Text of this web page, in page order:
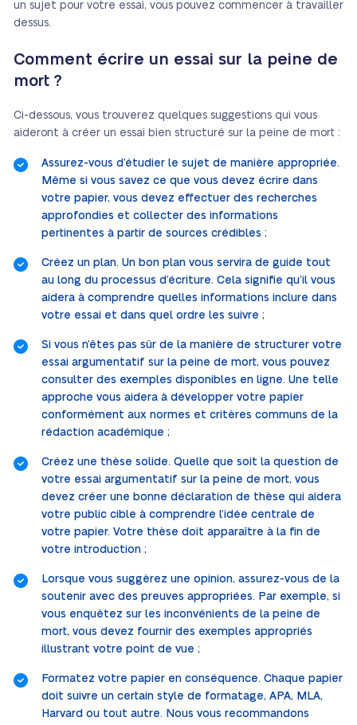
un sujet pour votre essai, vous pouvez commencer à travailler
dessus.
Comment écrire un essai sur la peine de
mort ?
Ci-dessous, vous trouverez quelques suggestions qui vous
aideront à créer un essai bien structuré sur la peine de mort :
Assurez-vous d’étudier le sujet de manière appropriée.
Même si vous savez ce que vous devez écrire dans
votre papier, vous devez effectuer des recherches
approfondies et collecter des informations
pertinentes à partir de sources crédibles ;
Créez un plan. Un bon plan vous servira de guide tout
au long du processus d’écriture. Cela signifie qu’il vous
aidera à comprendre quelles informations inclure dans
votre essai et dans quel ordre les suivre ;
Si vous n’êtes pas sûr de la manière de structurer votre
essai argumentatif sur la peine de mort, vous pouvez
consulter des exemples disponibles en ligne. Une telle
approche vous aidera à développer votre papier
conformément aux normes et critères communs de la
rédaction académique ;
Créez une thèse solide. Quelle que soit la question de
votre essai argumentatif sur la peine de mort, vous
devez créer une bonne déclaration de thèse qui aidera
votre public cible à comprendre l’idée centrale de
votre papier. Votre thèse doit apparaître à la fin de
votre introduction ;
Lorsque vous suggèrez une opinion, assurez-vous de la
soutenir avec des preuves appropriées. Par exemple, si
vous enquêtez sur les inconvénients de la peine de
mort, vous devez fournir des exemples appropriés
illustrant votre point de vue ;
Formatez votre papier en conséquence. Chaque papier
doit suivre un certain style de formatage, APA, MLA,
Harvard ou tout autre. Nous vous recommandons